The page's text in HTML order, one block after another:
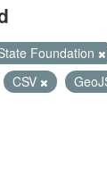
Foundation
CSV